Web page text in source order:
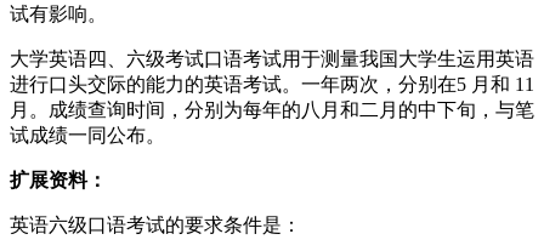
试有影响。
大学英语四、六级考试口语考试用于测量我国大学生运用英语
进行口头交际的能力的英语考试。一年两次，分别在5 月和 11
月。成绩查询时间，分别为每年的八月和二月的中下旬，与笔
试成绩一同公布。
扩展资料：
英语六级口语考试的要求条件是：